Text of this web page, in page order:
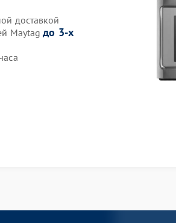
доставкой
Maytagдо 3-х